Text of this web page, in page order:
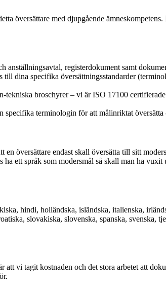
översättare med djupgående
registerdokument samt
dina specifika översättningsstandarder
broschyrer – vi är ISO 17100 certifierade
terminologin för att målinriktat översätta
översättare endast skall översätta till sitt
ha ett språk som modersmål så skall man ha
hindi, holländska, isländska, italienska,
slovakiska, slovenska, spanska, svenska,
vi tagit kostnaden och det stora arbetet att